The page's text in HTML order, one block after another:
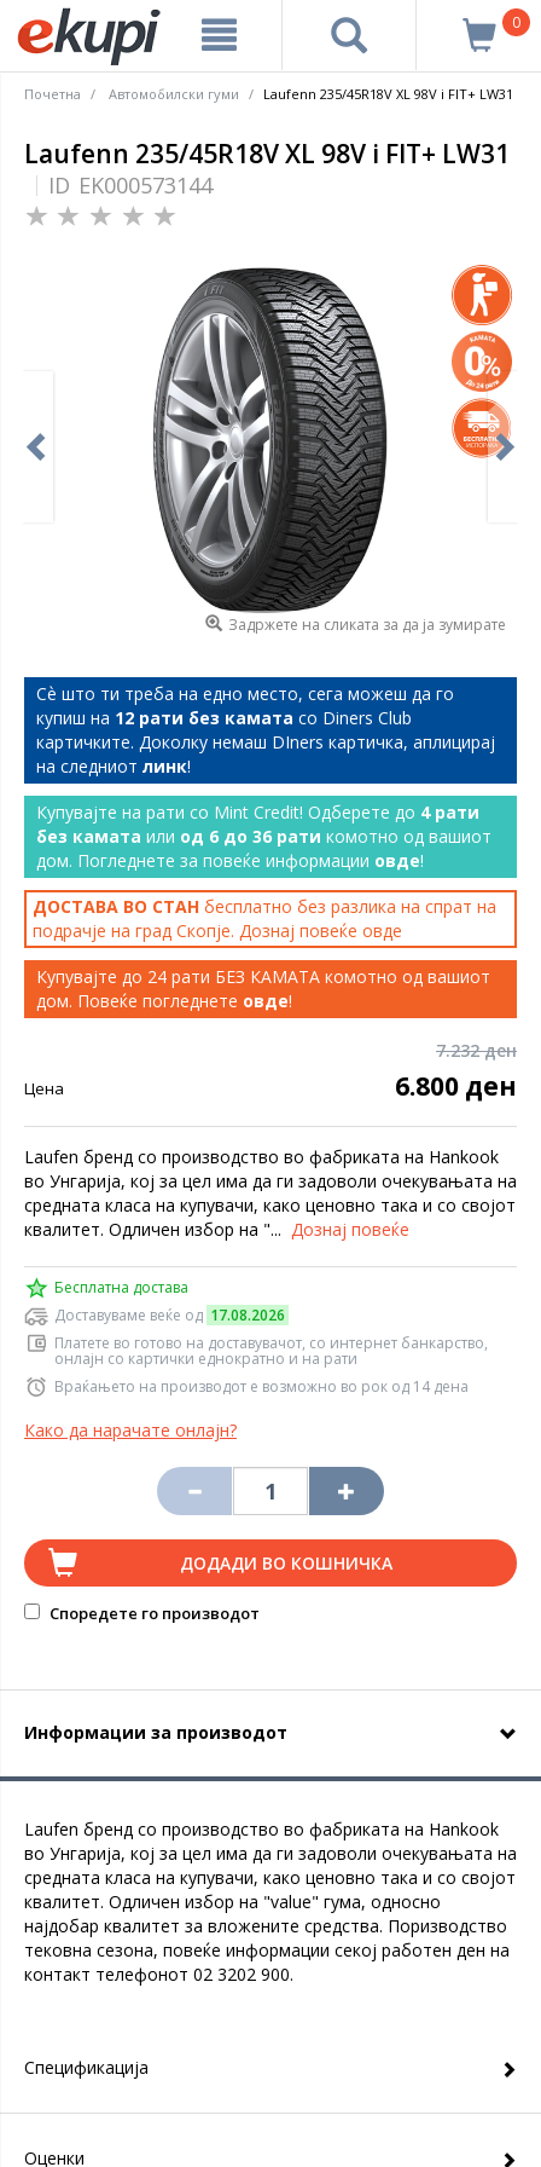
0
Почетна Автомобилски гуми Laufenn 235/45R18V XL 98V i FIT+ LW31
Laufenn 235/45R18V XL 98V i FIT+ LW31
ID EK000573144
Задржете на сликата за да ја зумирате
Сѐ што ти треба на едно место, сега можеш да го
купиш на 12 рати без камата со Diners Club
картичките. Доколку немаш DIners картичка, аплицирај
на следниот линк!
Купувајте на рати со Mint Credit! Одберете до 4 рати
без камата или од 6 до 36 рати комотно од вашиот
дом. Погледнете за повеќе информации овде!
ДОСТАВА ВО СТАН бесплатно без разлика на спрат на
подрачје на град Скопје. Дознај повеќе овде
Купувајте до 24 рати БЕЗ КАМАТА комотно од вашиот
дом. Повеќе погледнете овде!
7.232 ден
Цена 6.800 ден
Laufen бренд со производство во фабриката на Hankook
во Унгарија, кој за цел има да ги задоволи очекувањата на
средната класа на купувачи, како ценовно така и со својот
квалитет. Одличен избор на "... Дознај повеќе
Бесплатна достава
Доставуваме веќе од 17.08.2026
Платете во готово на доставувачот, со интернет банкарство,
онлајн со картички еднократно и на рати
Враќањето на производот е возможно во рок од 14 дена
Како да нарачате онлајн?
ДОДАДИ ВО КОШНИЧКА
Споредете го производот
Информации за производот
Laufen бренд со производство во фабриката на Hankook
во Унгарија, кој за цел има да ги задоволи очекувањата на
средната класа на купувачи, како ценовно така и со својот
квалитет. Одличен избор на "value" гума, односно
најдобар квалитет за вложените средства. Поризводство
тековна сезона, повеќе информации секој работен ден на
контакт телефонот 02 3202 900.
Спецификација
Оценки